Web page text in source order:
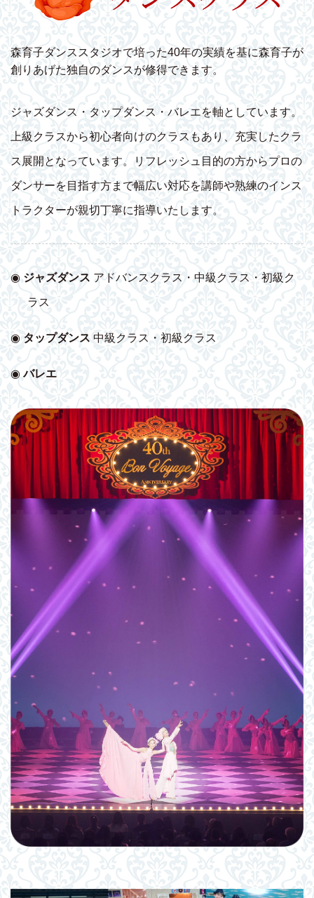
森育子ダンススタジオで培った40年の実績を基に森育子が
創りあげた独自のダンスが修得できます。
ジャズダンス・タップダンス・バレエを軸としています。
上級クラスから初心者向けのクラスもあり、充実したクラ
ス展開となっています。リフレッシュ目的の方からプロの
ダンサーを目指す方まで幅広い対応を講師や熟練のインス
トラクターが親切丁寧に指導いたします。
◉ジャズダンス アドバンスクラス・中級クラス・初級ク
ラス
◉タップダンス 中級クラス・初級クラス
◉バレエ